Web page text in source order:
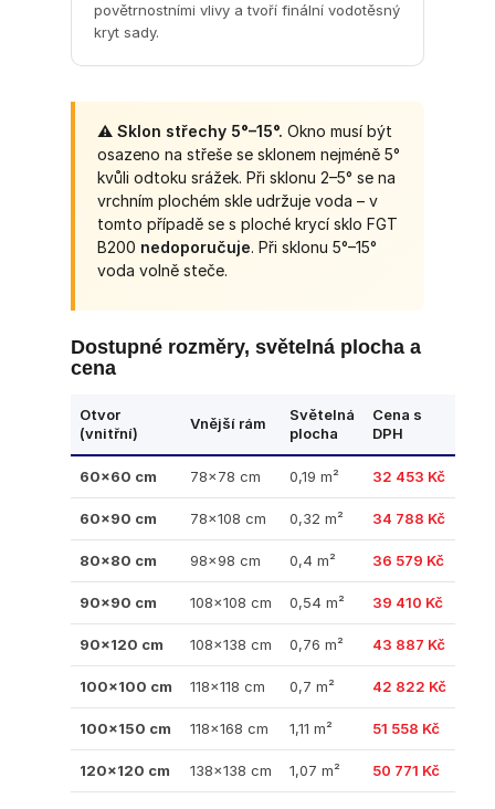
povětrnostními vlivy a tvoří finální vodotěsný
kryt sady.
⚠️ Sklon střechy 5°–15°. Okno musí být
osazeno na střeše se sklonem nejméně 5°
kvůli odtoku srážek. Při sklonu 2–5° se na
vrchním plochém skle udržuje voda – v
tomto případě se s ploché krycí sklo FGT
B200 nedoporučuje. Při sklonu 5°–15°
voda volně steče.
Dostupné rozměry, světelná plocha a
cena
Otvor
(vnitřní)
Vnější rám
Světelná
plocha
Cena s
DPH
60×60 cm 78×78 cm 0,19 m² 32 453 Kč
60×90 cm 78×108 cm 0,32 m² 34 788 Kč
80×80 cm 98×98 cm 0,4 m² 36 579 Kč
90×90 cm 108×108 cm 0,54 m² 39 410 Kč
90×120 cm 108×138 cm 0,76 m² 43 887 Kč
100×100 cm 118×118 cm 0,7 m² 42 822 Kč
100×150 cm 118×168 cm 1,11 m² 51 558 Kč
120×120 cm 138×138 cm 1,07 m² 50 771 Kč